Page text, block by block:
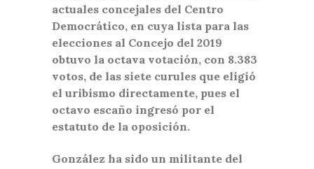
actuales concejales del Centro
Democrático, en cuya lista para las
elecciones al Concejo del 2019
obtuvo la octava votación, con 8.383
votos, de las siete curules que eligió
el uribismo directamente, pues el
octavo escaño ingresó por el
estatuto de la oposición.
González ha sido un militante del